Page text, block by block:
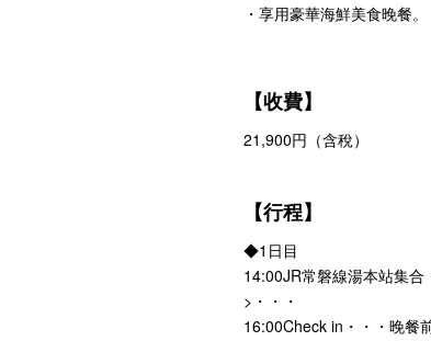
・享用豪華海鮮美食晚餐。
【收費】
21,900円（含稅）
【行程】
◆1日目
14:00JR常磐線湯本站集
>・・・
16:00Check in・・・晚餐